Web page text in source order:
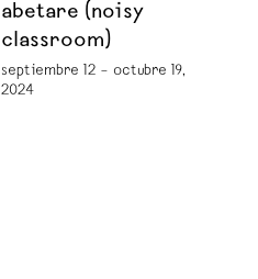
abetare (noisy
classroom)
septiembre 12 – octubre 19,
2024